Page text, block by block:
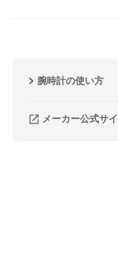
腕時計の使い方
メーカー公式サ